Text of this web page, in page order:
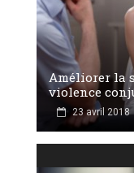
Améliorer la
violence
23 avril 2018